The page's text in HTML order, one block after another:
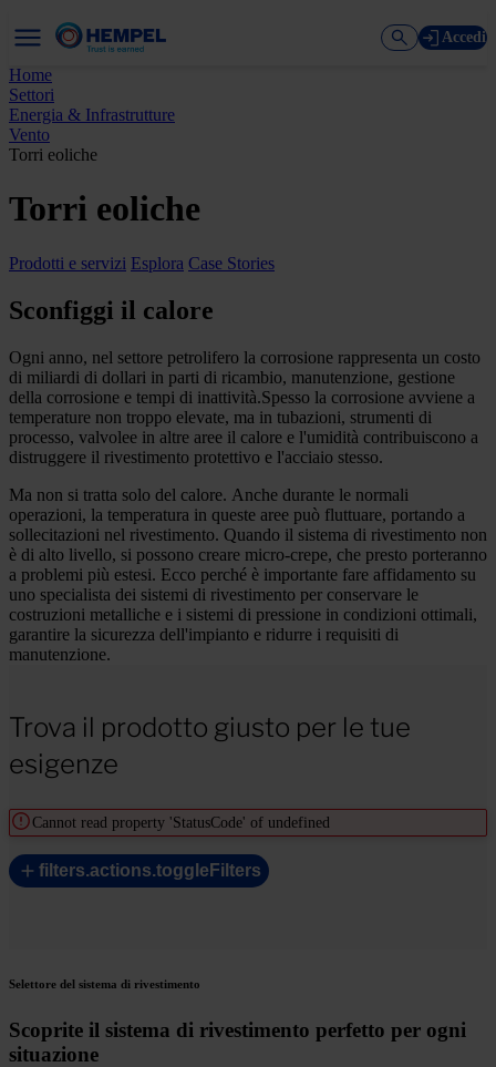
Accedi
Home
Settori
Energia & Infrastrutture
Vento
Torri eoliche
Torri eoliche
Prodotti e servizi Esplora Case Stories
Sconfiggi il calore
Ogni anno, nel settore petrolifero la corrosione rappresenta un costo
di miliardi di dollari in parti di ricambio, manutenzione, gestione
della corrosione e tempi di inattività.Spesso la corrosione avviene a
temperature non troppo elevate, ma in tubazioni, strumenti di
processo, valvolee in altre aree il calore e l'umidità contribuiscono a
distruggere il rivestimento protettivo e l'acciaio stesso.
Ma non si tratta solo del calore. Anche durante le normali
operazioni, la temperatura in queste aree può fluttuare, portando a
sollecitazioni nel rivestimento. Quando il sistema di rivestimento non
è di alto livello, si possono creare micro-crepe, che presto porteranno
a problemi più estesi. Ecco perché è importante fare affidamento su
uno specialista dei sistemi di rivestimento per conservare le
costruzioni metalliche e i sistemi di pressione in condizioni ottimali,
garantire la sicurezza dell'impianto e ridurre i requisiti di
manutenzione.
Trova il prodotto giusto per le tue
esigenze
Cannot read property 'StatusCode' of undefined
filters.actions.toggleFilters
Selettore del sistema di rivestimento
Scoprite il sistema di rivestimento perfetto per ogni
situazione